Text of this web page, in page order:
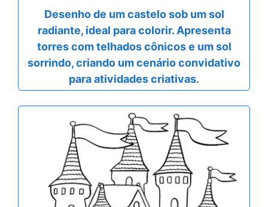
Desenho de um castelo sob um sol
radiante, ideal para colorir. Apresenta
torres com telhados cônicos e um sol
sorrindo, criando um cenário convidativo
para atividades criativas.